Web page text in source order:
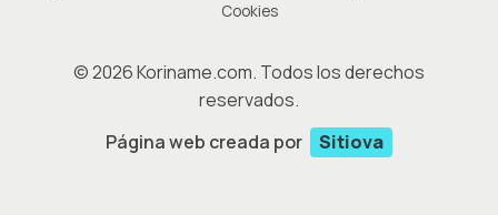
Cookies
©2026Koriname.com. Todos los derechos
reservados.
Página web creada por
Sitiova